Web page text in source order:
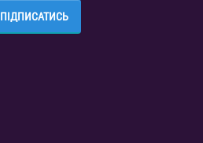
ПІДПИСАТИСЬ